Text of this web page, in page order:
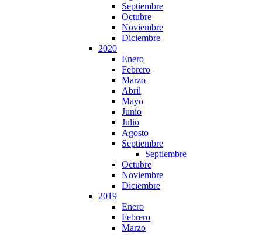
Septiembre
Octubre
Noviembre
Diciembre
2020
Enero
Febrero
Marzo
Abril
Mayo
Junio
Julio
Agosto
Septiembre
Septiembre
Octubre
Noviembre
Diciembre
2019
Enero
Febrero
Marzo